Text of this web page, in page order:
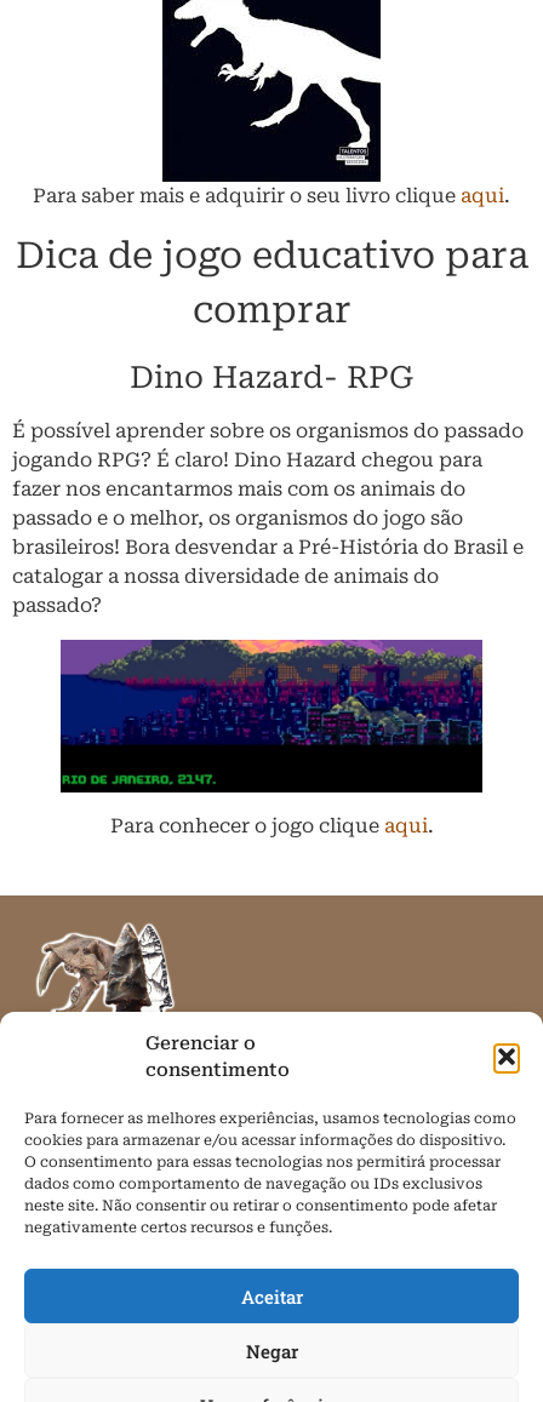
Gerenciar o
consentimento
Para fornecer as melhores experiências, usamos tecnologias como
cookies para armazenar e/ou acessar informações do dispositivo.
O consentimento para essas tecnologias nos permitirá processar
dados como comportamento de navegação ou IDs exclusivos
neste site. Não consentir ou retirar o consentimento pode afetar
negativamente certos recursos e funções.
Aceitar
Negar
Para saber mais e adquirir o seu livro clique aqui.
Dica de jogo educativo para
comprar
Dino Hazard- RPG
É possível aprender sobre os organismos do passado
jogando RPG? É claro! Dino Hazard chegou para
fazer nos encantarmos mais com os animais do
passado e o melhor, os organismos do jogo são
brasileiros! Bora desvendar a Pré-História do Brasil e
catalogar a nossa diversidade de animais do
passado?
Para conhecer o jogo clique aqui.
responsabilidade sobre arqueologia e paleontologia em
língua portuguesa. Notícias, artigos, eventos, e muito mais!
Contato
arqueologiaeprehistoria@gmail.com
Redes sociais